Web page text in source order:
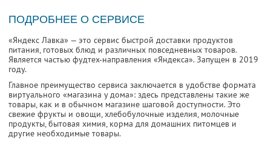
ПОДРОБНЕЕ О СЕРВИСЕ
«Яндекс Лавка» — это сервис быстрой доставки продуктов
питания, готовых блюд и различных повседневных товаров.
Является частью фудтех-направления «Яндекса». Запущен в 2019
году.
Главное преимущество сервиса заключается в удобстве формата
виртуального «магазина у дома»: здесь представлены такие же
товары, как и в обычном магазине шаговой доступности. Это
свежие фрукты и овощи, хлебобулочные изделия, молочные
продукты, бытовая химия, корма для домашних питомцев и
другие необходимые товары.